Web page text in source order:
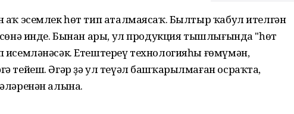
аҡ эсемлек һөт тип аталмаясаҡ. Былтыр ҡабул ителгән
инде. Бынан ары, ул продукция тышлығында "һөт
Етештереү технологияһы ғөмүмән,
тейеш. Әгәр ҙә ул теүәл башҡарылмаған осраҡта,
алына.